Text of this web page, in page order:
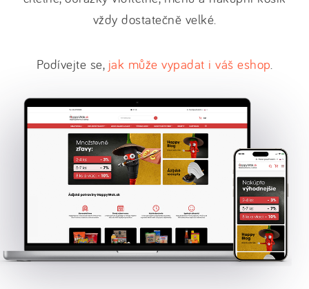
vždy dostatečně velké.
Podívejte se, jak může vypadat i váš eshop